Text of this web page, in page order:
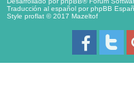
Traducción al español porphpBB
Style proflat © 2017 Mazeltof